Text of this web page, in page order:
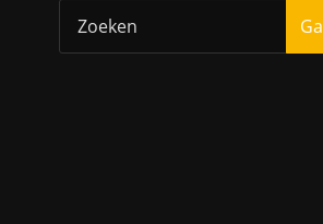
Ga